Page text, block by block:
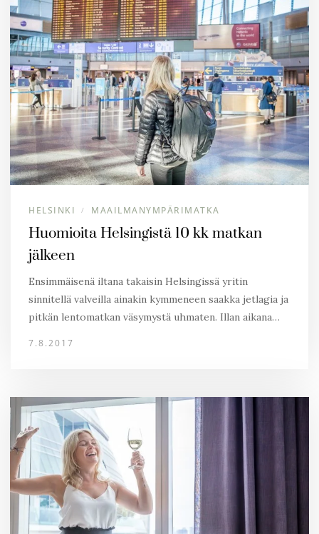
HELSINKI / MAAILMANYMPÄRIMATKA
Huomioita Helsingistä 10 kk matkan
jälkeen
Ensimmäisenä iltana takaisin Helsingissä yritin
sinnitellä valveilla ainakin kymmeneen saakka jetlagia ja
pitkän lentomatkan väsymystä uhmaten. Illan aikana…
7.8.2017